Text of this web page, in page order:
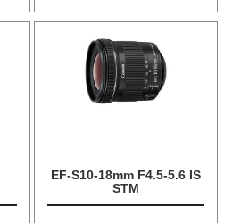
EF-S10-18mm F4.5-5.6 IS
STM